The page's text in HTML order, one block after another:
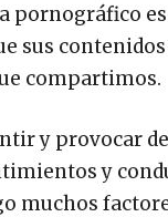
pornográfico es
sus
compartimos.
y provocar
y
muchos